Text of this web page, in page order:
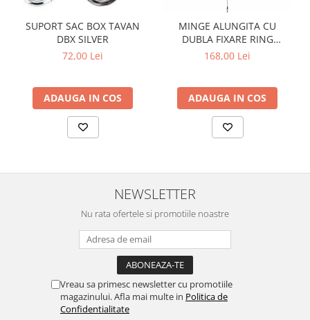
SUPORT SAC BOX TAVAN
DBX SILVER
72,00 Lei
ADAUGA IN COS
MINGE ALUNGITA CU
DUBLA FIXARE RING
SUPERSPEED
168,00 Lei
ADAUGA IN COS
NEWSLETTER
Nu rata ofertele si promotiile noastre
Vreau sa primesc newsletter cu promotiile
magazinului. Afla mai multe in Politica de
Confidentialitate